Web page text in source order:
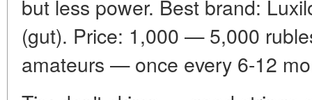
but less power. Best brand:
(gut). Price: 1,000 — 5,000
amateurs — once every 6-12